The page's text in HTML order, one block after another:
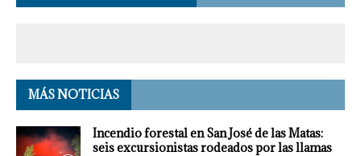
MÁS NOTICIAS
Incendio forestal en San José de las Matas:
seis excursionistas rodeados por las llamas